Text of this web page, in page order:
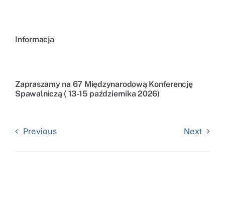
Informacja
Zapraszamy na 67 Międzynarodową Konferencję
Spawalniczą ( 13-15 października 2026)
Previous Next